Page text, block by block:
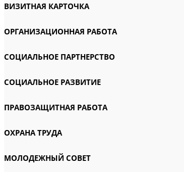
ВИЗИТНАЯ КАРТОЧКА
ОРГАНИЗАЦИОННАЯ РАБОТА
СОЦИАЛЬНОЕ ПАРТНЕРСТВО
СОЦИАЛЬНОЕ РАЗВИТИЕ
ПРАВОЗАЩИТНАЯ РАБОТА
ОХРАНА ТРУДА
МОЛОДЕЖНЫЙ СОВЕТ